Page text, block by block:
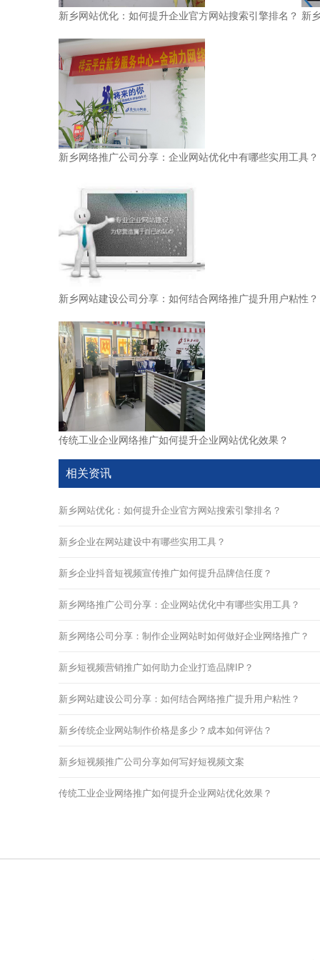
新乡网站优化：如何提升企业官方网站搜索引擎排名？ 新
新乡网络推广公司分享：企业网站优化中有哪些实用工具？
新乡网站建设公司分享：如何结合网络推广提升用户粘性？
传统工业企业网络推广如何提升企业网站优化效果？
相关资讯
新乡网站优化：如何提升企业官方网站搜索引擎排名？
新乡企业在网站建设中有哪些实用工具？
新乡企业抖音短视频宣传推广如何提升品牌信任度？
新乡网络推广公司分享：企业网站优化中有哪些实用工具？
新乡网络公司分享：制作企业网站时如何做好企业网络推广？
新乡短视频营销推广如何助力企业打造品牌IP？
新乡网站建设公司分享：如何结合网络推广提升用户粘性？
新乡传统企业网站制作价格是多少？成本如何评估？
新乡短视频推广公司分享如何写好短视频文案
传统工业企业网络推广如何提升企业网站优化效果？